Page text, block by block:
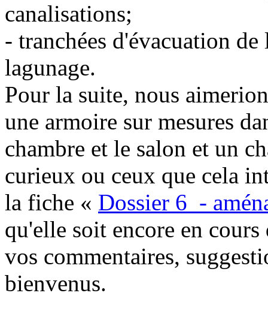
canalisations;
- tranchées d'évacuation
lagunage.
Pour la suite, nous
une armoire sur mesures
chambre et le salon et un
curieux ou ceux que cela
la fiche « Dossier 6 -
qu'elle soit encore en
vos commentaires,
bienvenus.